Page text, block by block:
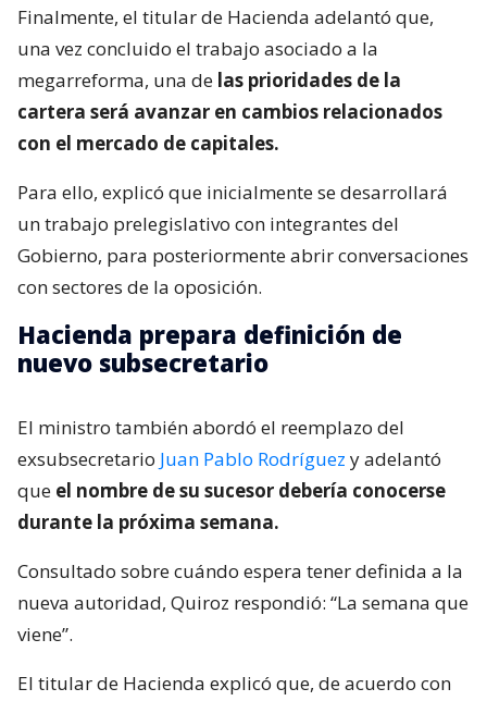
Finalmente, el titular de Hacienda adelantó que,
una vez concluido el trabajo asociado a la
megarreforma, una de las prioridades de la
cartera será avanzar en cambios relacionados
con el mercado de capitales.
Para ello, explicó que inicialmente se desarrollará
un trabajo prelegislativo con integrantes del
Gobierno, para posteriormente abrir conversaciones
con sectores de la oposición.
Hacienda prepara definición de
nuevo subsecretario
El ministro también abordó el reemplazo del
exsubsecretario Juan Pablo Rodríguez y adelantó
que el nombre de su sucesor debería conocerse
durante la próxima semana.
Consultado sobre cuándo espera tener definida a la
nueva autoridad, Quiroz respondió: “La semana que
viene”.
El titular de Hacienda explicó que, de acuerdo con